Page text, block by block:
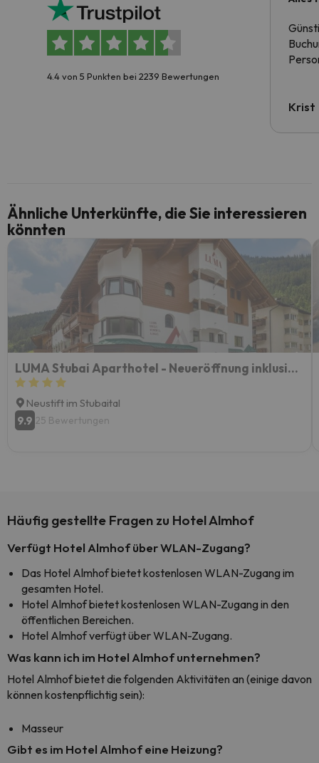
4.4 von 5 Punkten bei 2239 Bewertungen
Krist
Ähnliche Unterkünfte, die Sie interessieren
könnten
LUMA Stubai Aparthotel - Neueröffnung inklusive STUBAI SUPER CARD
Neustift im Stubaital
9.9 25 Bewertungen
Häufig gestellte Fragen zu Hotel Almhof
Verfügt Hotel Almhof über WLAN-Zugang?
Das Hotel Almhof bietet kostenlosen WLAN-Zugang im
gesamten Hotel.
Hotel Almhof bietet kostenlosen WLAN-Zugang in den
öffentlichen Bereichen.
Hotel Almhof verfügt über WLAN-Zugang.
Was kann ich im Hotel Almhof unternehmen?
Hotel Almhof bietet die folgenden Aktivitäten an (einige davon
können kostenpflichtig sein):
Masseur
Gibt es im Hotel Almhof eine Heizung?